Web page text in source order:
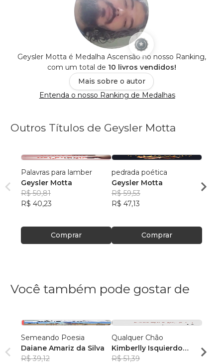
Geysler Motta é Medalha Ascensão no nosso Ranking,
com um total de 10 livros vendidos!
Mais sobre o autor
Entenda o nosso Ranking de Medalhas
Outros Títulos de Geysler Motta
Palavras para lamber
Geysler Motta
R$ 50,81
R$ 40,23
Comprar
pedrada poética
Geysler Motta
R$ 59,53
R$ 47,13
Comprar
R$
Você também pode gostar de
Semeando Poesia
Daiane Amariz da Silva
R$ 39,12
Qualquer Chão
Kimberlly Isquierdo
Bongalhardo
R$ 51,39
R$